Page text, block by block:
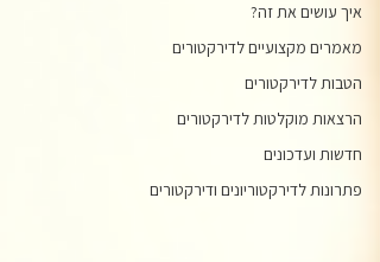
איך עושים את זה?
מאמרים מקצועיים לדירקטורים
הטבות לדירקטורים
הרצאות מוקלטות לדירקטורים
חדשות ועדכונים
פתרונות לדירקטוריונים ודירקטורים